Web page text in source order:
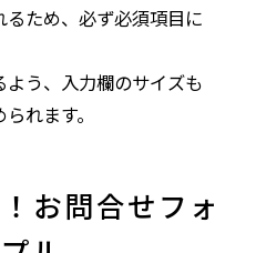
ため、必ず必須項目に
う、入力欄のサイズも
れます。
お問合せフォ